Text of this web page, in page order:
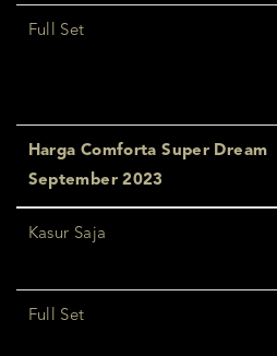
Full Set
Harga Comforta Super Dream
September 2023
Kasur Saja
Full Set